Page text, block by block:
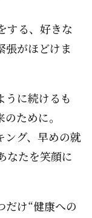
する、好きな
がほどけま
うに続けるも
ために。
ング、早めの就
なたを笑顔に
だけ“健康への